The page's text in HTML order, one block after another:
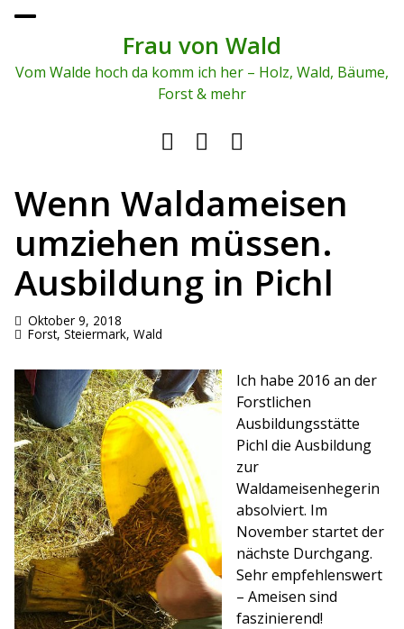
To
me
Frau von Wald
Vom Walde hoch da komm ich her – Holz, Wald, Bäume,
Forst & mehr
Wenn Waldameisen
umziehen müssen.
Ausbildung in Pichl
Oktober 9, 2018
Forst, Steiermark, Wald
Ich habe 2016 an der
Forstlichen
Ausbildungsstätte
Pichl die Ausbildung
zur
Waldameisenhegerin
absolviert. Im
November startet der
nächste Durchgang.
Sehr empfehlenswert
– Ameisen sind
faszinierend!